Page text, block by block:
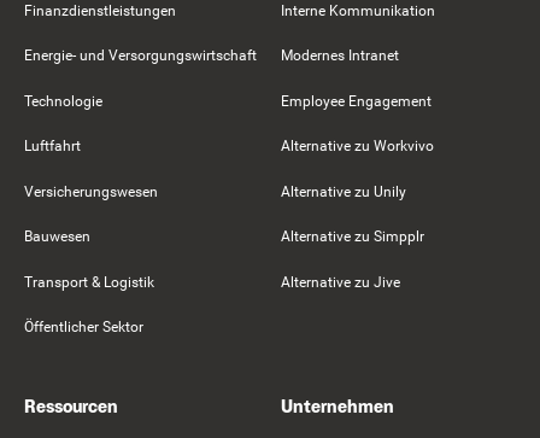
Finanzdienstleistungen
Energie- und Versorgungswirtschaft
Technologie
Luftfahrt
Versicherungswesen
Bauwesen
Transport & Logistik
Öffentlicher Sektor
Interne Kommunikation
Modernes Intranet
Employee Engagement
Alternative zu Workvivo
Alternative zu Unily
Alternative zu Simpplr
Alternative zu Jive
Ressourcen Unternehmen